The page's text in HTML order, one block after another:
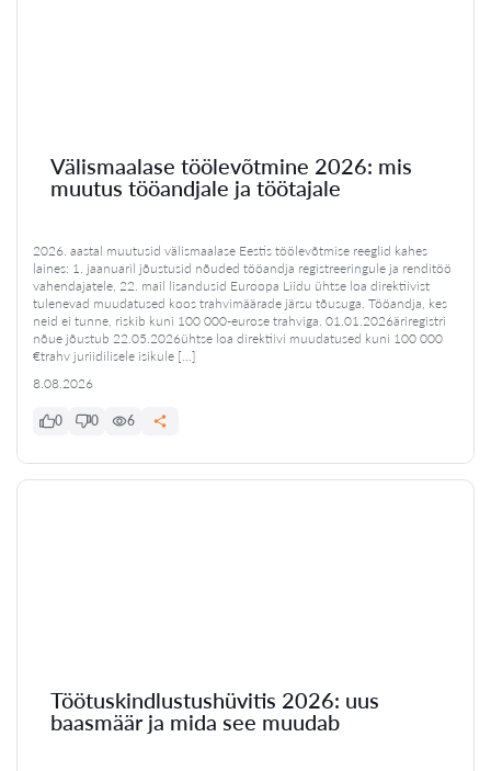
Välismaalase töölevõtmine 2026: mis
muutus tööandjale ja töötajale
2026. aastal muutusid välismaalase Eestis töölevõtmise reeglid kahes
laines: 1. jaanuaril jõustusid nõuded tööandja registreeringule ja renditöö
vahendajatele, 22. mail lisandusid Euroopa Liidu ühtse loa direktiivist
tulenevad muudatused koos trahvimäärade järsu tõusuga. Tööandja, kes
neid ei tunne, riskib kuni 100 000-eurose trahviga. 01.01.2026äriregistri
nõue jõustub 22.05.2026ühtse loa direktiivi muudatused kuni 100 000
€trahv juriidilisele isikule […]
8.08.2026
0 0 6
Töötuskindlustushüvitis 2026: uus
baasmäär ja mida see muudab